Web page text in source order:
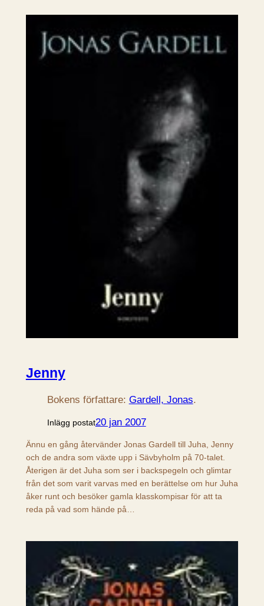
Jenny
Bokens författare: Gardell, Jonas.
Inlägg postat20 jan 2007
Ännu en gång återvänder Jonas Gardell till Juha, Jenny
och de andra som växte upp i Sävbyholm på 70-talet.
Återigen är det Juha som ser i backspegeln och glimtar
från det som varit varvas med en berättelse om hur Juha
åker runt och besöker gamla klasskompisar för att ta
reda på vad som hände på…